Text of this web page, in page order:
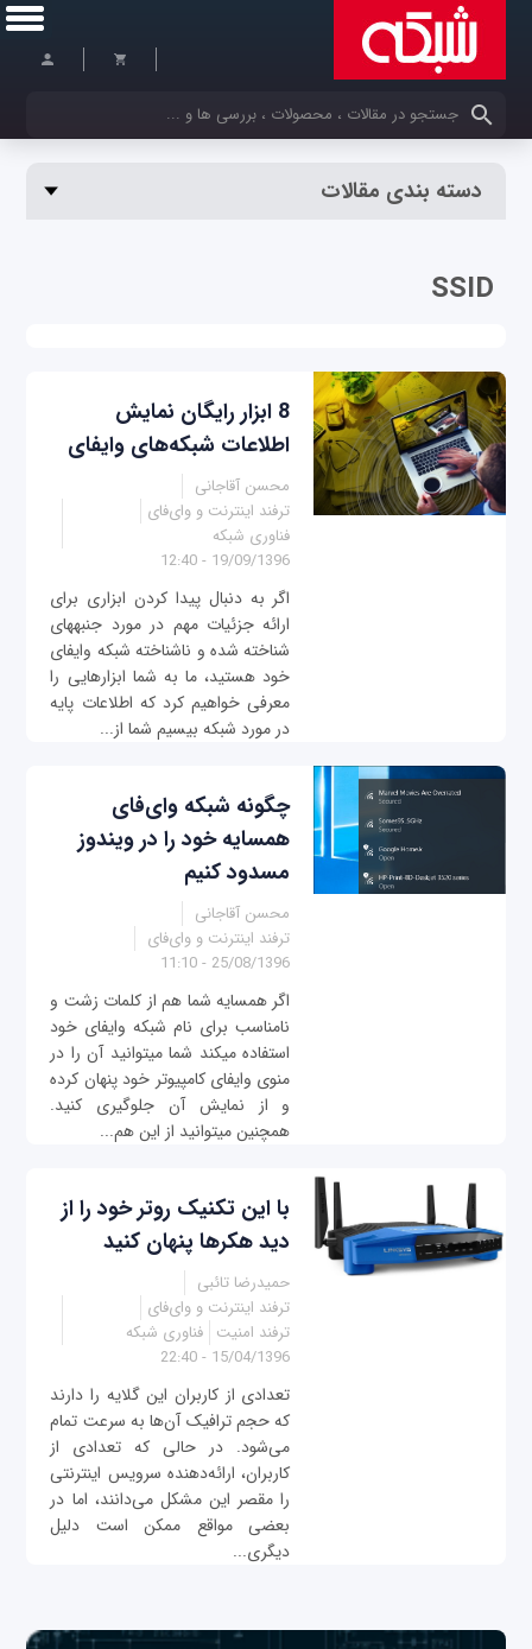
کلمات کلیدی خود را وارد کنید
دسته بندی مقالات
SSID
8 ابزار رایگان نمایش
اطلاعات شبکه‌های وای‎فای
محسن آقاجانی
ترفند اینترنت و وای‌فای
فناوری شبکه
19/09/1396 - 12:40
اگر به دنبال پیدا کردن ابزاری برای
ارائه جزئیات مهم در مورد جنبه‎های
شناخته شده و ناشناخته شبکه وای‎فای
خود هستید، ما به شما ابزارهایی را
معرفی خواهیم کرد که اطلاعات پایه
در مورد شبکه بی‎سیم شما از...
چگونه شبکه وای‌فای
همسایه خود را در ویندوز
مسدود کنیم
محسن آقاجانی
ترفند اینترنت و وای‌فای
25/08/1396 - 11:10
اگر همسایه شما هم از کلمات زشت و
نامناسب برای نام شبکه وای‎فای خود
استفاده می‎کند شما می‎توانید آن را در
منوی وای‎فای کامپیوتر خود پنهان کرده
و از نمایش آن جلوگیری كنيد.
همچنین می‎توانید از این هم...
با این تکنیک روتر خود را از
دید هکرها پنهان کنید
حمیدرضا تائبی
ترفند اینترنت و وای‌فای
ترفند امنیت فناوری شبکه
15/04/1396 - 22:40
تعدادی از کاربران این گلایه را دارند
که حجم ترافیک آن‌ها به سرعت تمام
می‌شود. در حالی که تعدادی از
کاربران، ارائه‌دهنده سرویس اینترنتی
را مقصر این مشکل می‌دانند، اما در
بعضی مواقع ممکن است دلیل
دیگری...